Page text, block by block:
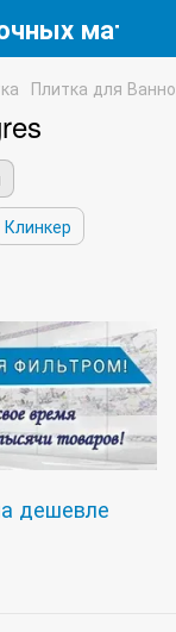
Плитка для
Клинкер
дешевле